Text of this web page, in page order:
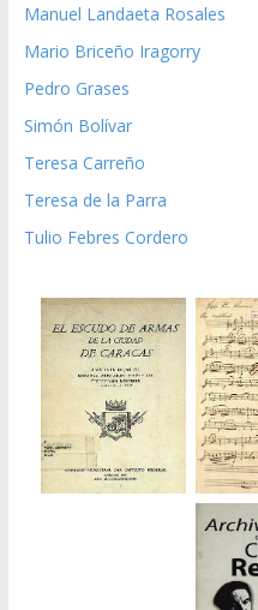
Manuel Landaeta Rosales
Mario Briceño Iragorry
Pedro Grases
Simón Bolívar
Teresa Carreño
Teresa de la Parra
Tulio Febres Cordero